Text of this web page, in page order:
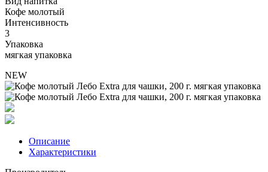
Кофе молотый
Интенсивность
3
Упаковка
мягкая упаковка
NEW
Описание
Характеристики